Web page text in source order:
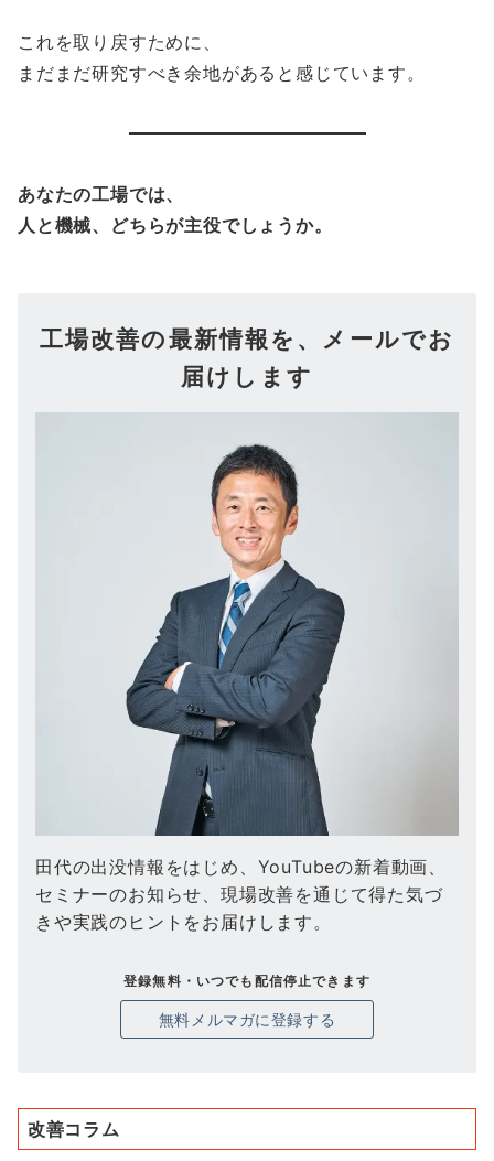
これを取り戻すために、
まだまだ研究すべき余地があると感じています。
あなたの工場では、
人と機械、どちらが主役でしょうか。
工場改善の最新情報を、メールでお
届けします
田代の出没情報をはじめ、YouTubeの新着動画、
セミナーのお知らせ、現場改善を通じて得た気づ
きや実践のヒントをお届けします。
登録無料・いつでも配信停止できます
無料メルマガに登録する
改善コラム